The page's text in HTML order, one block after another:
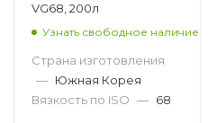
VG68, 200л
Узнать свободное наличие
Страна изготовления
— Южная Корея
Вязкость по ISO — 68